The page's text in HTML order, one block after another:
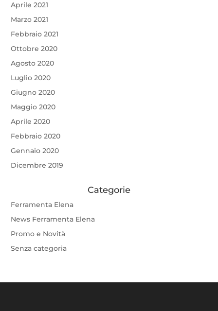
Aprile 2021
Marzo 2021
Febbraio 2021
Ottobre 2020
Agosto 2020
Luglio 2020
Giugno 2020
Maggio 2020
Aprile 2020
Febbraio 2020
Gennaio 2020
Dicembre 2019
Categorie
Ferramenta Elena
News Ferramenta Elena
Promo e Novità
Senza categoria